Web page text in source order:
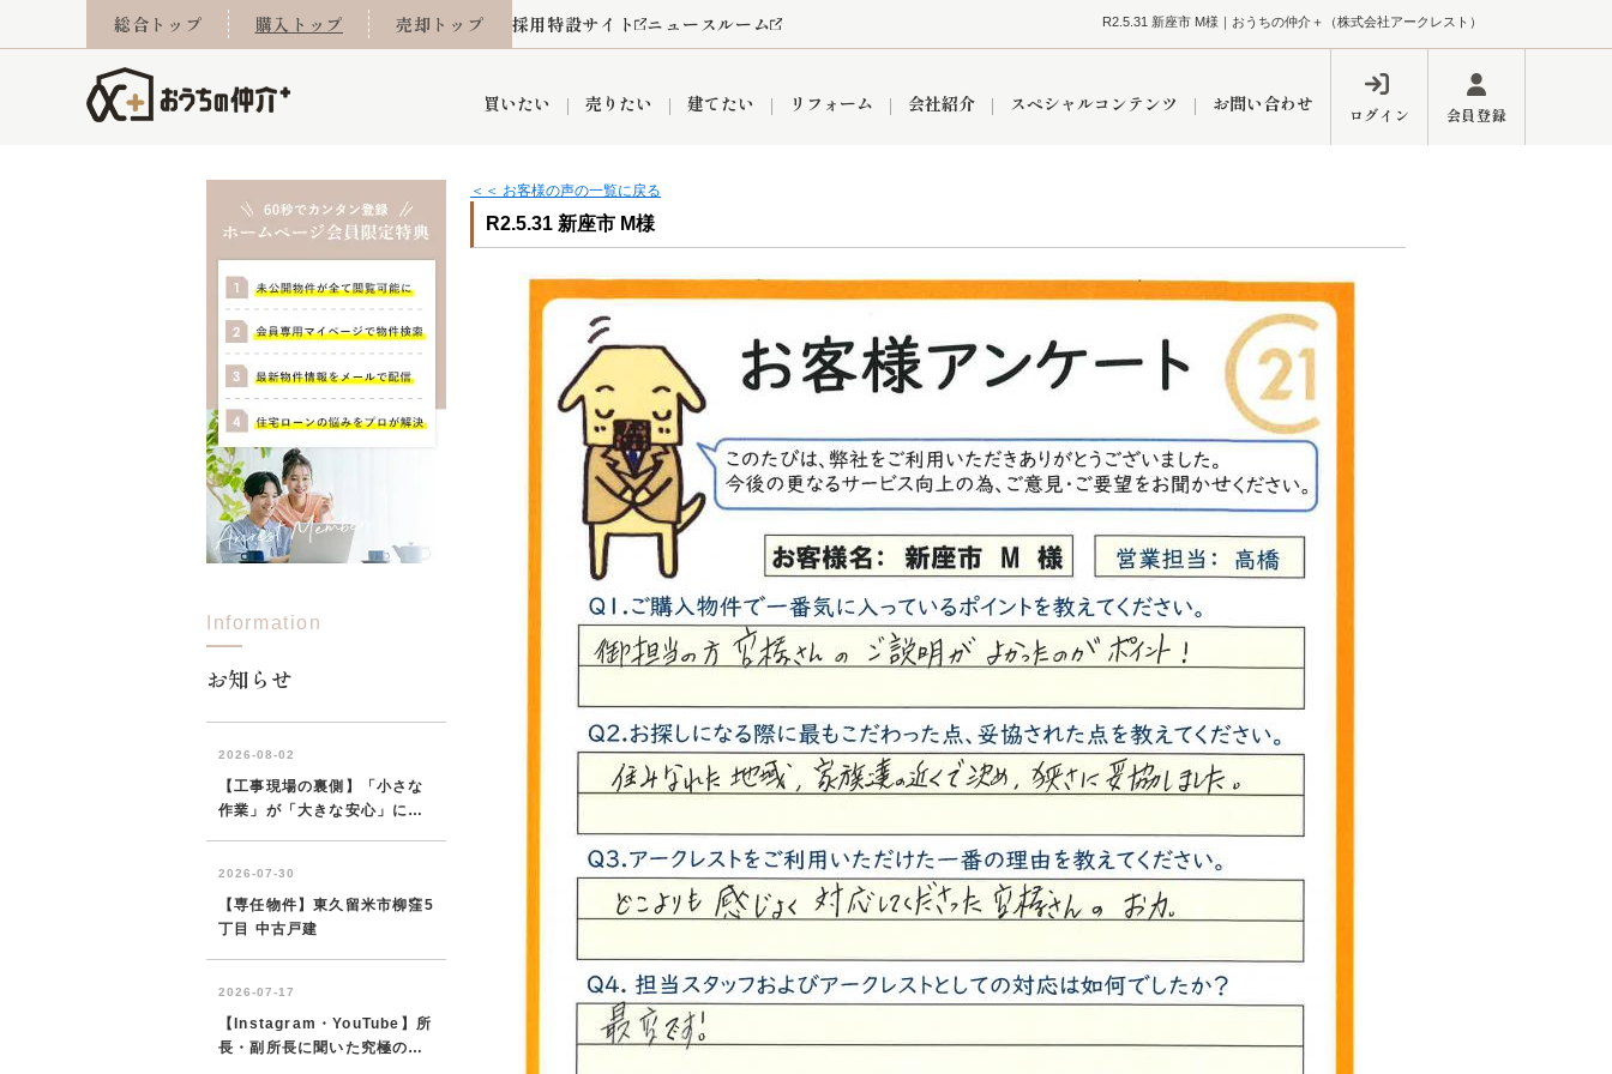
R2.5.31 新座市 M様｜おうちの仲介＋（株式会社アークレスト）
総合トップ 購入トップ 売却トップ 採用特設サイト ニュースルーム
買いたい
学区から探す 町名から探す お気に入り 閲覧履歴 検索履歴
当社お預かり物件 グループ会社施工物件 リノベーション済み物件
今月の住宅ローン金利 8代疾病保証付き住宅ローン 団体信用保険 購入するメリット
所沢市 川越市 ふじみ野市 富士見市 志木市 新座市 朝霞市 西東京市 東村山市 東大和市
東久留米市
売りたい
売却査定実績 売却成功実績 よくある質問 売却コラム 査定依頼フォーム
住み替え 離婚 不動産買取 空き家 リースバック
西東京市 東久留米市 入間市 狭山市 富士見市 新座市 清瀬市 練馬区
建てたい リフォーム
リフォーム事例 【埼玉】補助金・助成金 【東京】補助金・助成金
会社紹介
採用情報 お客様の声 創業の想い 総合不動産の強み インフォメーション ブログ
小手指営業所 所沢営業所 東所沢営業所 入間営業所 ひばりケ丘営業所 秋津営業所 東久留米営業所
おうちLABO おうちパークグループの強み
スペシャルコンテンツ
マンションカタログ おうちパークくらぶ レンタルスペース 期間限定キャンペーン
お問い合わせ
オンライン相談予約 売却査定依頼 なんでもご相談 プライバシーポリシー
ログイン 会員登録
＜＜ お客様の声の一覧に戻る
R2.5.31 新座市 M様
Information
お知らせ